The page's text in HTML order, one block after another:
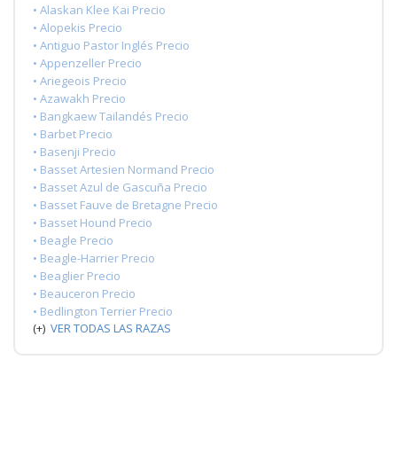
• Alaskan Klee Kai Precio
• Alopekis Precio
• Antiguo Pastor Inglés Precio
• Appenzeller Precio
• Ariegeois Precio
• Azawakh Precio
• Bangkaew Tailandés Precio
• Barbet Precio
• Basenji Precio
• Basset Artesien Normand Precio
• Basset Azul de Gascuña Precio
• Basset Fauve de Bretagne Precio
• Basset Hound Precio
• Beagle Precio
• Beagle-Harrier Precio
• Beaglier Precio
• Beauceron Precio
• Bedlington Terrier Precio
(+) VER TODAS LAS RAZAS